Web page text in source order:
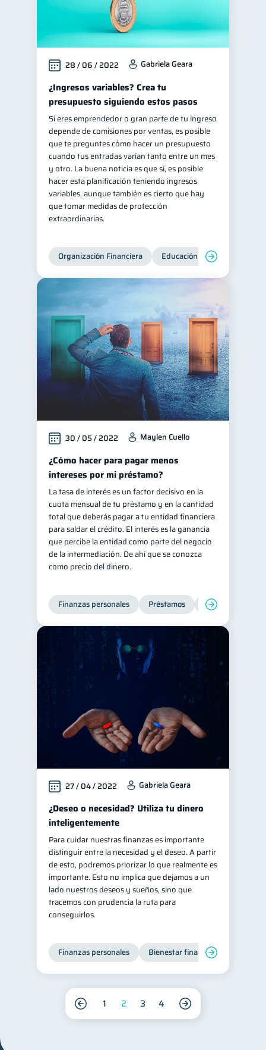
28 / 06 / 2022 Gabriela Geara
¿Ingresos variables? Crea tu
presupuesto siguiendo estos pasos
Si eres emprendedor o gran parte de tu ingreso
depende de comisiones por ventas, es posible
que te preguntes cómo hacer un presupuesto
cuando tus entradas varían tanto entre un mes
y otro. La buena noticia es que sí, es posible
hacer esta planificación teniendo ingresos
variables, aunque también es cierto que hay
que tomar medidas de protección
extraordinarias.
Organización Financiera Educación financiera
30 / 05 / 2022 Maylen Cuello
¿Cómo hacer para pagar menos
intereses por mi préstamo?
La tasa de interés es un factor decisivo en la
cuota mensual de tu préstamo y en la cantidad
total que deberás pagar a tu entidad financiera
para saldar el crédito. El interés es la ganancia
que percibe la entidad como parte del negocio
de la intermediación. De ahí que se conozca
como precio del dinero.
Finanzas personales Préstamos Productos
27 / 04 / 2022 Gabriela Geara
¿Deseo o necesidad? Utiliza tu dinero
inteligentemente
Para cuidar nuestras finanzas es importante
distinguir entre la necesidad y el deseo. A partir
de esto, podremos priorizar lo que realmente es
importante. Esto no implica que dejamos a un
lado nuestros deseos y sueños, sino que
tracemos con prudencia la ruta para
conseguirlos.
Finanzas personales Bienestar financiero
1 2 3 4